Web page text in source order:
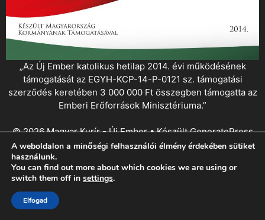
„Az Új Ember katolikus hetilap 2014. évi működésének
támogatását az EGYH-KCP-14-P-0121 sz. támogatási
szerződés keretében 3 000 000 Ft összegben támogatta az
Emberi Erőforrások Minisztériuma.”
© 2026 Magyar Kurír - Új Ember• KészültGeneratePress
A weboldalon a minőségi felhasználói élmény érdekében sütiket
használunk.
You can find out more about which cookies we are using or
switch them off in settings.
Elfogad